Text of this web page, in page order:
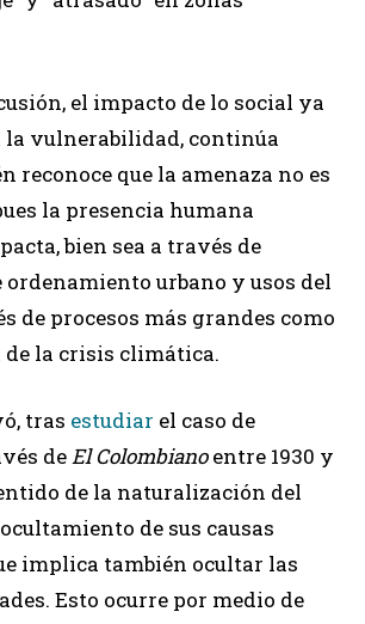
el impacto de lo social ya
la vulnerabilidad, continúa
reconoce que la amenaza no es
la presencia humana
bien sea a través de
ordenamiento urbano y usos del
de procesos más grandes como
de la crisis climática.
tras estudiar el caso de
deEl Colombianoentre 1930 y
de la naturalización del
de sus causas
implica también ocultar las
Esto ocurre por medio de